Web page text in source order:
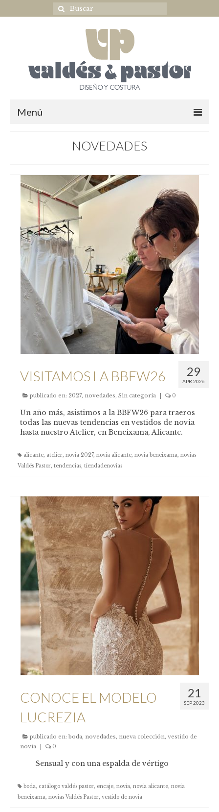
Menú
ULTIMAS COLECCIONES
OUTLET NOVIA
Complementos novia
COMUNIÓN
Niña
Complementos comunión
FESTERAS
NUESTRAS CLIENTAS
Donde estamos
Contacto
Nuestro taller
Nuestra Historia
NOVEDADES
29
APR 2026
VISITAMOS LA BBFW26
publicado en: 2027, novedades, Sin categoría 0
Un año más, asistimos a la BBFW26 para traeros
todas las nuevas tendencias en vestidos de novia
hasta nuestro Atelier, en Beneixama, Alicante.
alicante, atelier, novia 2027, novia alicante, novia beneixama, novias
Valdés Pastor, tendencias, tiendadenovias
21
SEP 2023
CONOCE EL MODELO
LUCREZIA
publicado en: boda, novedades, nueva colección, vestido de
novia
0
Sensual y con una espalda de vértigo
boda, catálogo valdés pastor, encaje, novia, novia alicante, novia
beneixama, novias Valdés Pastor, vestido de novia